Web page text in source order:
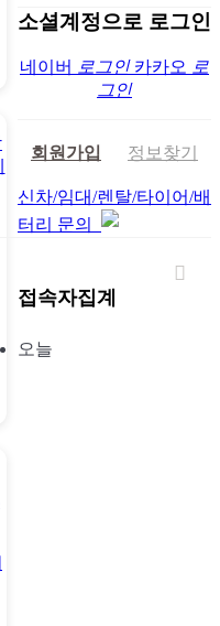
소셜계정으로 로그인
네이버 로그인 카카오 로
그인
회원가입 정보찾기
신차/임대/렌탈/타이어/배
터리 문의
접속자집계
오늘